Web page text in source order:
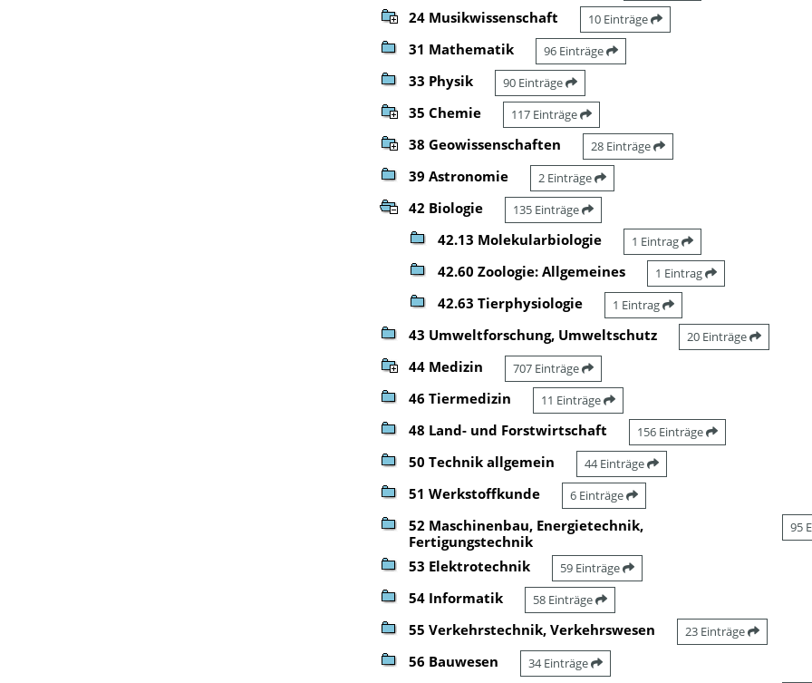
24 Musikwissenschaft 10 Einträge
31 Mathematik 96 Einträge
33 Physik 90 Einträge
35 Chemie 117 Einträge
38 Geowissenschaften 28 Einträge
39 Astronomie 2 Einträge
42 Biologie 135 Einträge
42.13 Molekularbiologie 1 Eintrag
42.60 Zoologie: Allgemeines 1 Eintrag
42.63 Tierphysiologie 1 Eintrag
43 Umweltforschung, Umweltschutz 20 Einträge
44 Medizin 707 Einträge
46 Tiermedizin 11 Einträge
48 Land- und Forstwirtschaft 156 Einträge
50 Technik allgemein 44 Einträge
51 Werkstoffkunde 6 Einträge
52 Maschinenbau, Energietechnik,
Fertigungstechnik
95
53 Elektrotechnik 59 Einträge
54 Informatik 58 Einträge
55 Verkehrstechnik, Verkehrswesen 23 Einträge
56 Bauwesen 34 Einträge